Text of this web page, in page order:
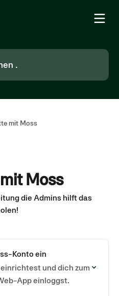
mit Moss
Moss
die Admins hilft das
Konto ein
und dich zum
App einloggst.